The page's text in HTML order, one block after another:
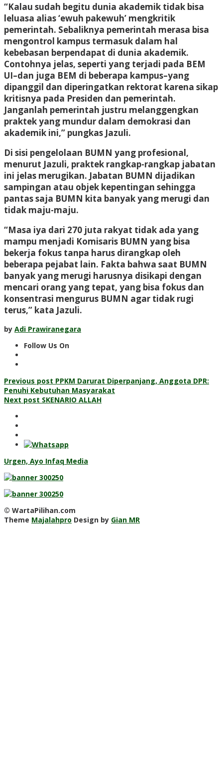
“Kalau sudah begitu dunia akademik tidak bisa
leluasa alias ‘ewuh pakewuh’ mengkritik
pemerintah. Sebaliknya pemerintah merasa bisa
mengontrol kampus termasuk dalam hal
kebebasan berpendapat di dunia akademik.
Contohnya jelas, seperti yang terjadi pada BEM
UI–dan juga BEM di beberapa kampus–yang
dipanggil dan diperingatkan rektorat karena sikap
kritisnya pada Presiden dan pemerintah.
Janganlah pemerintah justru melanggengkan
praktek yang mundur dalam demokrasi dan
akademik ini,” pungkas Jazuli.
Di sisi pengelolaan BUMN yang profesional,
menurut Jazuli, praktek rangkap-rangkap jabatan
ini jelas merugikan. Jabatan BUMN dijadikan
sampingan atau objek kepentingan sehingga
pantas saja BUMN kita banyak yang merugi dan
tidak maju-maju.
“Masa iya dari 270 juta rakyat tidak ada yang
mampu menjadi Komisaris BUMN yang bisa
bekerja fokus tanpa harus dirangkap oleh
beberapa pejabat lain. Fakta bahwa saat BUMN
banyak yang merugi harusnya disikapi dengan
mencari orang yang tepat, yang bisa fokus dan
konsentrasi mengurus BUMN agar tidak rugi
terus,” kata Jazuli.
by Adi Prawiranegara
Follow Us On
Post
navigation
Previous post PPKM Darurat Diperpanjang, Anggota DPR:
Penuhi Kebutuhan Masyarakat
Next post SKENARIO ALLAH
Urgen, Ayo Infaq Media
© WartaPilihan.com
Theme Majalahpro Design by Gian MR